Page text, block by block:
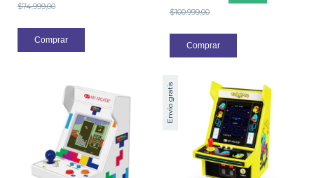
$74.999,00
$100.999,00
Envío gratis